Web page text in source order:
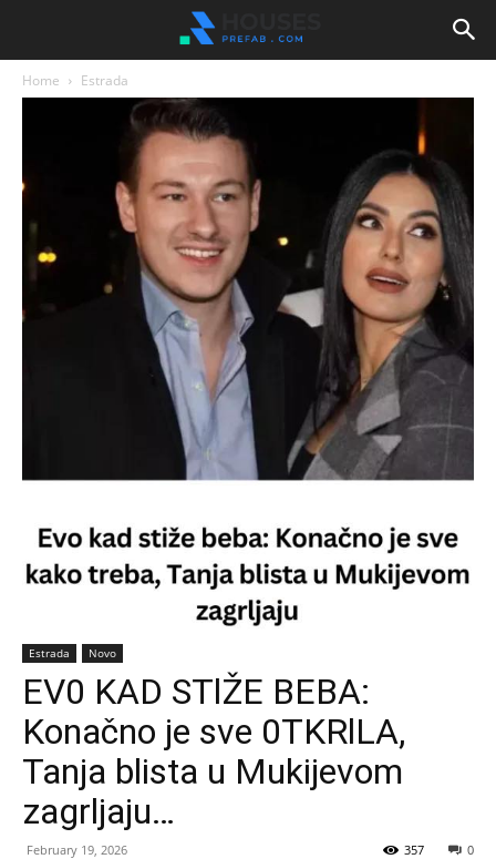
Home Estrada
Estrada Novo
EV0 KAD STlŽE BEBA:
Konačno je sve 0TKRlLA,
Tanja blista u Mukijevom
zagrljaju…
February 19, 2026 0
357